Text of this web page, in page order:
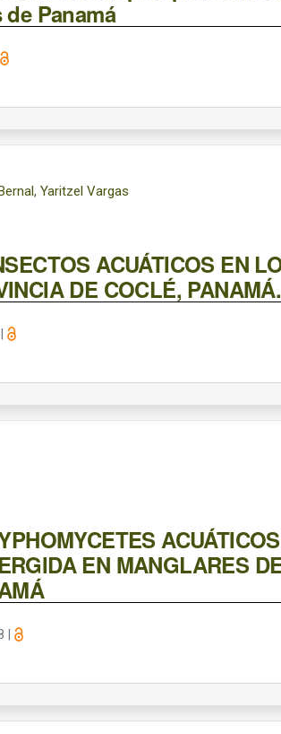
Panamá
|
Yaritzel Vargas
ACUÁTICOS EN
DE COCLÉ, PANAMÁ.
|
EN MANGLARES
|